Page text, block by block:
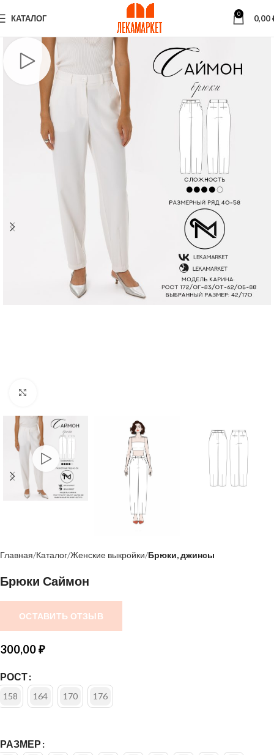
КАТАЛОГ 0 0,00
Главная Каталог Женские выкройки Брюки, джинсы
Брюки Саймон
ОСТАВИТЬ ОТЗЫВ
300,00₽
РОСТ
158 164 170 176
РАЗМЕР